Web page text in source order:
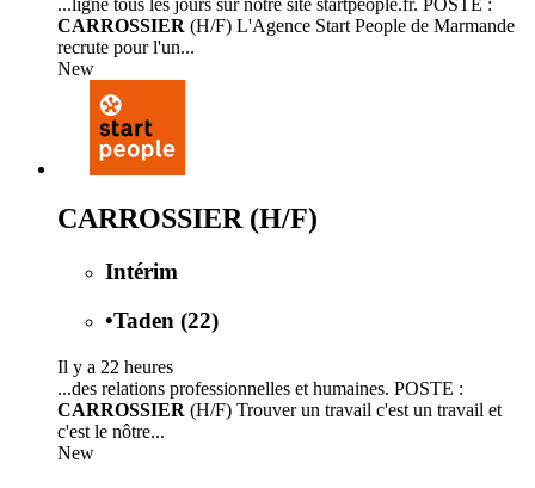
CARROSSIER (H/F) L'Agence Start People de Marmande
recrute pour l'un...
New
CARROSSIER (H/F)
Intérim
•Taden (22)
Il y a 22 heures
...des relations professionnelles et humaines. POSTE :
CARROSSIER (H/F) Trouver un travail c'est un travail et
c'est le nôtre...
New